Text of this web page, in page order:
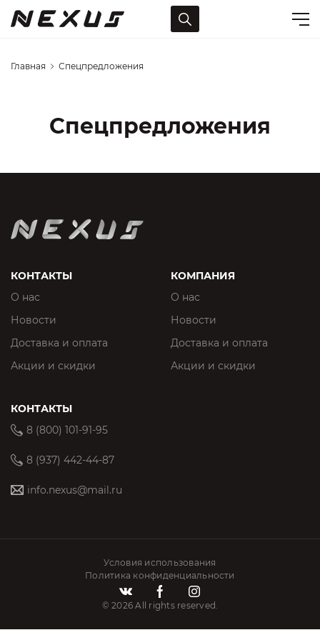
Главная Спецпредложения
Спецпредложения
КОНТАКТЫ
О нас
Новости
Доставка и оплата
Акции и скидки
КОМПАНИЯ
О нас
Новости
Доставка и оплата
Акции и скидки
КОНТАКТЫ
8 (800) 101-91-95
8 (937) 442-44-87
info.nexus@mail.ru
© 2026 All rights reserved.
Условия использования
Политика конфиденциальности